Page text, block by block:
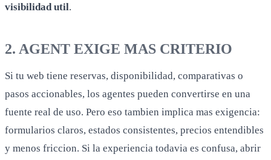
visibilidad util.
2. AGENT EXIGE MAS CRITERIO
Si tu web tiene reservas, disponibilidad, comparativas o
pasos accionables, los agentes pueden convertirse en una
fuente real de uso. Pero eso tambien implica mas exigencia:
formularios claros, estados consistentes, precios entendibles
y menos friccion. Si la experiencia todavia es confusa, abrir